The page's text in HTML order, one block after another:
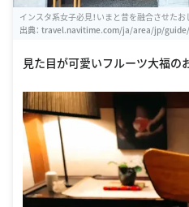
インスタ系女子必見！いまと昔を融合させた
出典： travel.navitime.com/ja/area/jp/
見た目が可愛いフルーツ大福